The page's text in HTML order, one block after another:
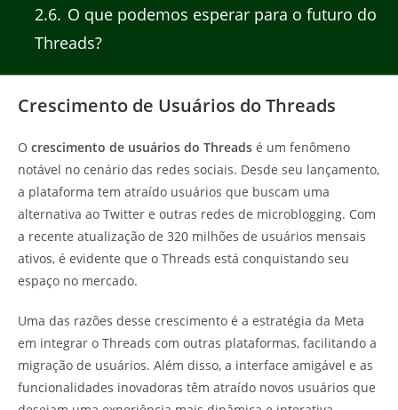
2.6 O que podemos esperar para o futuro do
Threads?
Crescimento de Usuários do Threads
O crescimento de usuários do Threads é um fenômeno
notável no cenário das redes sociais. Desde seu lançamento,
a plataforma tem atraído usuários que buscam uma
alternativa ao Twitter e outras redes de microblogging. Com
a recente atualização de 320 milhões de usuários mensais
ativos, é evidente que o Threads está conquistando seu
espaço no mercado.
Uma das razões desse crescimento é a estratégia da Meta
em integrar o Threads com outras plataformas, facilitando a
migração de usuários. Além disso, a interface amigável e as
funcionalidades inovadoras têm atraído novos usuários que